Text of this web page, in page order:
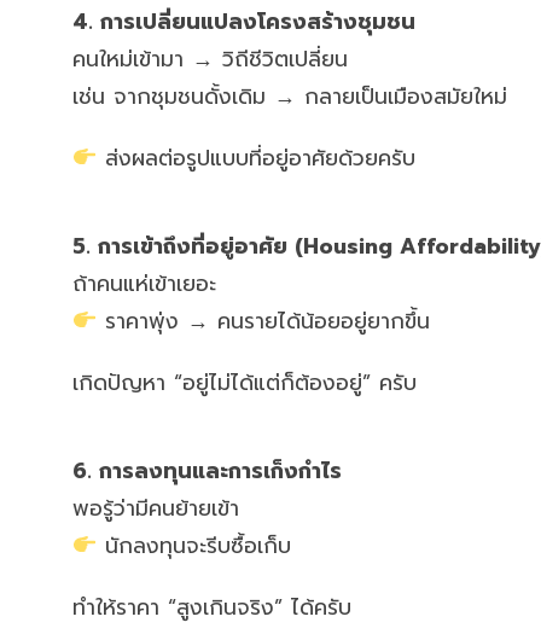
4. การเปลี่ยนแปลงโครงสร้างชุมชน
คนใหม่เข้ามา → วิถีชีวิตเปลี่ยน
เช่น จากชุมชนดั้งเดิม → กลายเป็นเมืองสมัยใหม่
ส่งผลต่อรูปแบบที่อยู่อาศัยด้วยครับ
5. การเข้าถึงที่อยู่อาศัย (Housing
ถ้าคนแห่เข้าเยอะ
ราคาพุ่ง → คนรายได้น้อยอยู่ยากขึ้น
เกิดปัญหา “อยู่ไม่ได้แต่ก็ต้องอยู่” ครับ
6. การลงทุนและการเก็งกำไร
พอรู้ว่ามีคนย้ายเข้า
นักลงทุนจะรีบซื้อเก็บ
ทำให้ราคา “สูงเกินจริง” ได้ครับ